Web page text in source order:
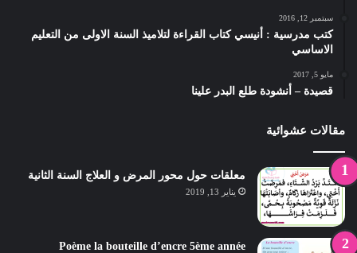
سبتمبر 12, 2016
كتب مدرسية : أنيسي كتاب القراءة لتلاميذ السنة الاولى من التعليم
الاساسي
مايو 5, 2017
قصيدة – أنشودة طلع البدر علينا
مقالات عشوائية
معلقات حول محور المرض و العلاج السنة الثانية
يناير 13, 2019
Poème la bouteille d’encre 5ème année